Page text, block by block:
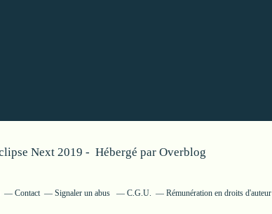
Next 2019 - Hébergé par Overblog
Contact Signaler un abus C.G.U. Rémunération en droits d'auteur